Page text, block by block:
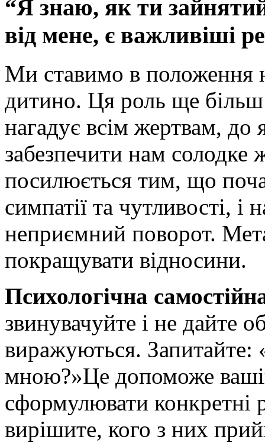
“Я знаю, як ти
від мене, є важливіші
Ми ставимо в положення
дитино. Ця роль ще
нагадує всім жертвам,
забезпечити нам солодке
посилюється тим, що
симпатії та чутливості, і
неприємний поворот.
покращувати відносини.
Психологічна
звинувачуйте і не дайте
виражуються.
мною?»Це допоможе
сформулювати конкретні
вирішите, кого з них